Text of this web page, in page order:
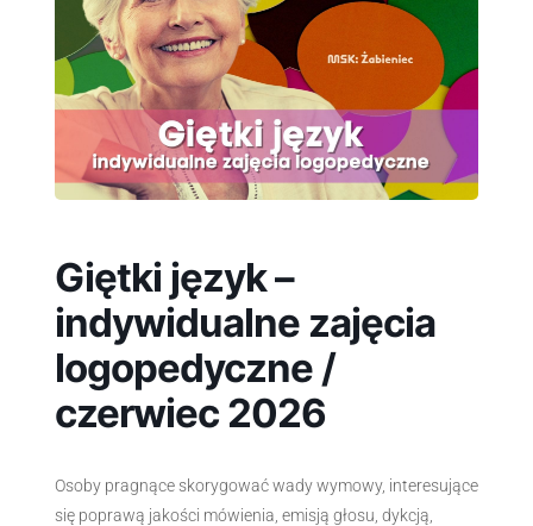
Giętki język –
indywidualne zajęcia
logopedyczne /
czerwiec 2026
Osoby pragnące skorygować wady wymowy, interesujące
się poprawą jakości mówienia, emisją głosu, dykcją,